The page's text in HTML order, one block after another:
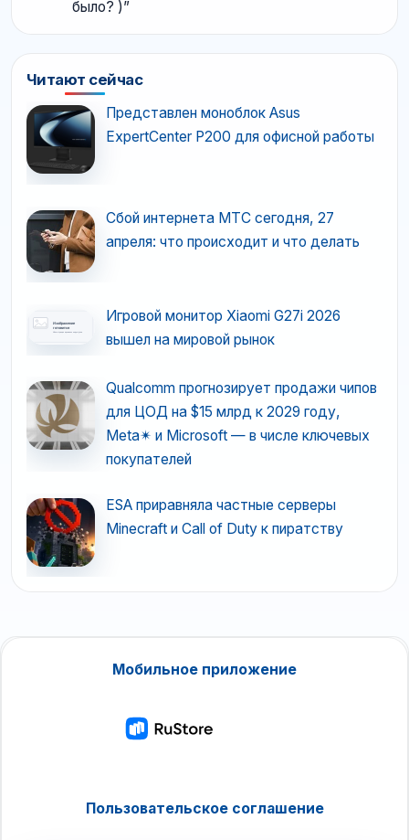
было? )”
Читают сейчас
Представлен моноблок Asus
ExpertCenter P200 для офисной работы
Сбой интернета МТС сегодня, 27
апреля: что происходит и что делать
Игровой монитор Xiaomi G27i 2026
вышел на мировой рынок
Qualcomm прогнозирует продажи чипов
для ЦОД на $15 млрд к 2029 году,
Meta✴ и Microsoft — в числе ключевых
покупателей
ESA приравняла частные серверы
Minecraft и Call of Duty к пиратству
Мобильное приложение
Пользовательское соглашение